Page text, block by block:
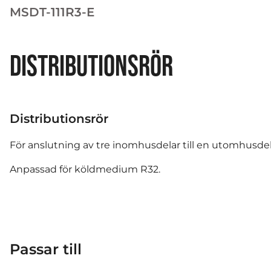
MSDT-111R3-E
DISTRIBUTIONSRÖR
Distributionsrör
För anslutning av tre inomhusdelar till en
Anpassad för köldmedium R32.
Passar till